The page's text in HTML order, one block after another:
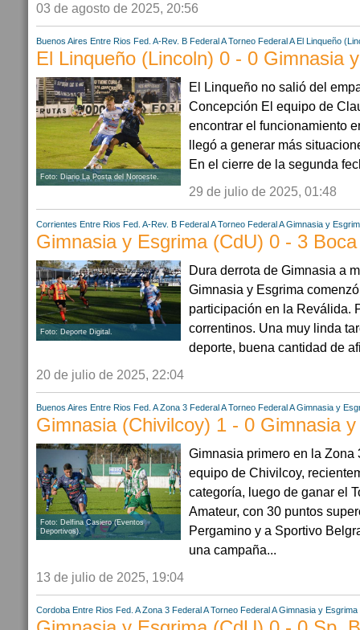
03 de agosto de 2025, 20:56
Buenos Aires Entre Rios Fed. A-Rev. B Federal A Torneo Federal A El Linqueño
El Linqueño (Lincoln) 0 - 0 Gimnasia
Foto: Diario La Posta del Noroeste.
El Linqueño no salió del
Concepción El equipo de
encontrar el funcionamiento
llegó a generar más
En el cierre de la segunda
29 de julio de 2025, 01:48
Corrientes Entre Rios Fed. A-Rev. B Federal A Torneo Federal A Gimnasia y
Gimnasia y Esgrima (CdU) 0 - 3
Foto: Deporte Digital.
Dura derrota de Gimnasia a
Gimnasia y Esgrima
participación en la Reválida.
correntinos. Una muy linda
deporte, buena cantidad de
20 de julio de 2025, 22:04
Buenos Aires Entre Rios Fed. A Zona 3 Federal A Torneo Federal A Gimnasia y
Gimnasia (Chivilcoy) 1 - 0 Gimnasia
Foto: Delfina Casiero (Eventos
Deportivos).
Gimnasia primero en la Zona
equipo de Chivilcoy,
categoría, luego de ganar el
Amateur, con 30 puntos
Pergamino y a Sportivo
una campaña...
13 de julio de 2025, 19:04
Cordoba Entre Rios Fed. A Zona 3 Federal A Torneo Federal A Gimnasia y Esgrima